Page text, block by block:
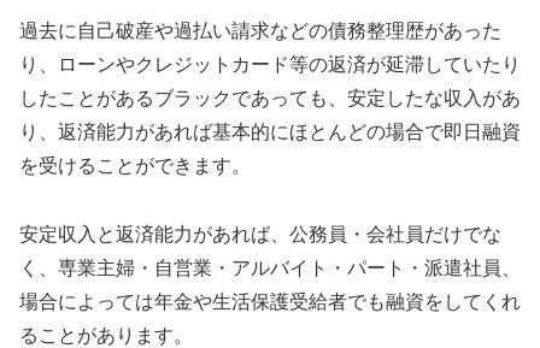
過去に自己破産や過払い請求などの債務整理歴があった
り、ローンやクレジットカード等の返済が延滞していたり
したことがあるブラックであっても、安定したな収入があ
り、返済能力があれば基本的にほとんどの場合で即日融資
を受けることができます。
安定収入と返済能力があれば、公務員・会社員だけでな
く、専業主婦・自営業・アルバイト・パート・派遣社員、
場合によっては年金や生活保護受給者でも融資をしてくれ
ることがあります。